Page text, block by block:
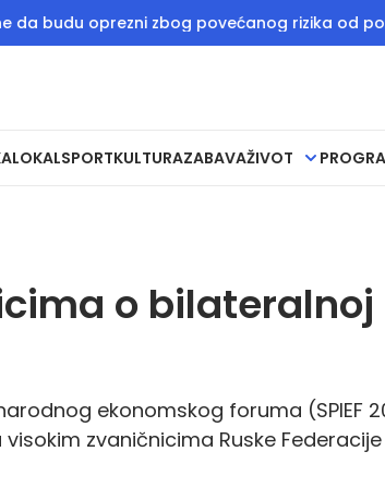
oprezni zbog povećanog rizika od požara
LOKALSPORTKULTURAZABAVAŽIVOT
o bilateralnoj
ekonomskog foruma (SPIEF
zvaničnicima Ruske